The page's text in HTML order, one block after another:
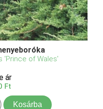
'Prince of Wales'
ár
Ft
Kosárba